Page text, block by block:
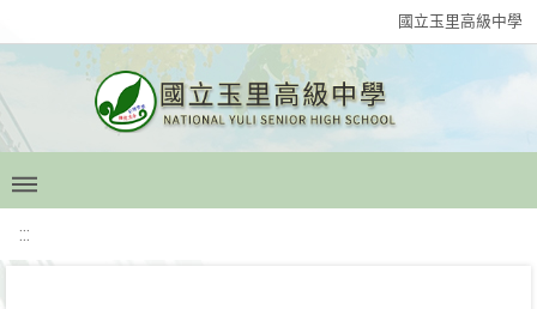
國立玉里高級中學
:::